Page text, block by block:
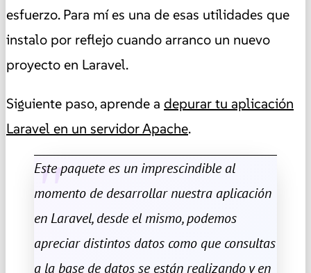
esfuerzo. Para mí es una de esas utilidades que
instalo por reflejo cuando arranco un nuevo
proyecto en Laravel.
Siguiente paso, aprende a depurar tu aplicación
Laravel en un servidor Apache.
Este paquete es un imprescindible al
momento de desarrollar nuestra aplicación
en Laravel, desde el mismo, podemos
apreciar distintos datos como que consultas
a la base de datos se están realizando y en